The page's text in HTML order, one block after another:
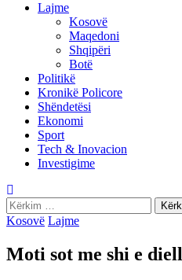
Lajme
Kosovë
Maqedoni
Shqipëri
Botë
Politikë
Kronikë Policore
Shëndetësi
Ekonomi
Sport
Tech & Inovacion
Investigime
Kërko
për:
Kosovë Lajme
Moti sot me shi e diell